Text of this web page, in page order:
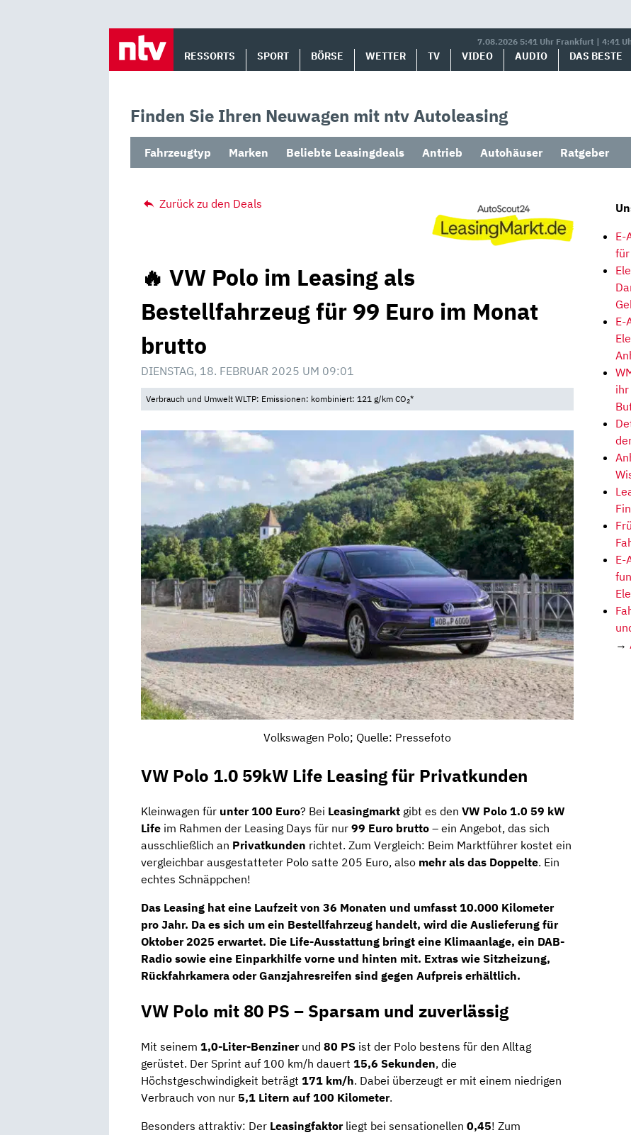
7.08.2026 5:41 Uhr Frankfurt | 4:41
RESSORTS SPORT BÖRSE WETTER TV VIDEO AUDIO DAS BESTE
Finden Sie Ihren Neuwagen mit ntv Autoleasing
Fahrzeugtyp Marken Beliebte Leasingdeals Antrieb Autohäuser Ratgeber
Zurück zu den Deals
🔥 VW Polo im Leasing als
Bestellfahrzeug für 99 Euro im Monat
brutto
DIENSTAG, 18. FEBRUAR 2025 UM 09:01
Verbrauch und Umwelt WLTP: Emissionen: kombiniert: 121 g/km CO2*
Volkswagen Polo; Quelle: Pressefoto
VW Polo 1.0 59kW Life Leasing für Privatkunden
Kleinwagen für unter 100 Euro? Bei Leasingmarkt gibt es den VW Polo 1.0 59 kW
Life im Rahmen der Leasing Days für nur 99 Euro brutto – ein Angebot, das sich
ausschließlich an Privatkunden richtet. Zum Vergleich: Beim Marktführer kostet ein
vergleichbar ausgestatteter Polo satte 205 Euro, also mehr als das Doppelte. Ein
echtes Schnäppchen!
Das Leasing hat eine Laufzeit von 36 Monaten und umfasst 10.000 Kilometer
pro Jahr. Da es sich um ein Bestellfahrzeug handelt, wird die Auslieferung für
Oktober 2025 erwartet. Die Life-Ausstattung bringt eine Klimaanlage, ein DAB-
Radio sowie eine Einparkhilfe vorne und hinten mit. Extras wie Sitzheizung,
Rückfahrkamera oder Ganzjahresreifen sind gegen Aufpreis erhältlich.
VW Polo mit 80 PS – Sparsam und zuverlässig
Mit seinem 1,0-Liter-Benzinerund 80 PS ist der Polo bestens für den Alltag
gerüstet. Der Sprint auf 100 km/h dauert 15,6 Sekunden, die
Höchstgeschwindigkeit beträgt 171 km/h. Dabei überzeugt er mit einem niedrigen
Verbrauch von nur 5,1 Litern auf 100 Kilometer.
Besonders attraktiv: Der Leasingfaktorliegt bei sensationellen 0,45! Zum
E-
für
E-
E-
→